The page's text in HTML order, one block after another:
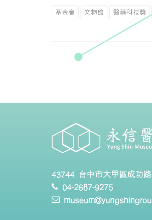
基金會 文物館 醫藥科技獎
43744 台中市大甲區成功
04-2687-9275